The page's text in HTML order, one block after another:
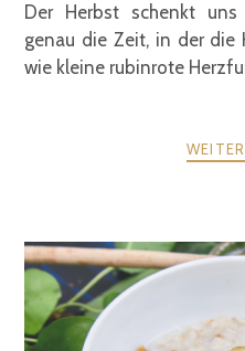
Der Herbst schenkt
genau die Zeit, in der die
wie kleine rubinrote